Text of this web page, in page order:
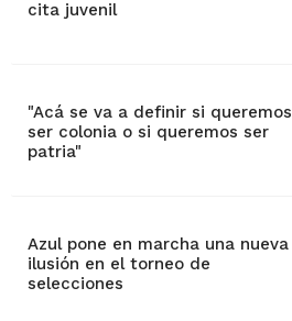
cita juvenil
"Acá se va a definir si queremos
ser colonia o si queremos ser
patria"
Azul pone en marcha una nueva
ilusión en el torneo de
selecciones